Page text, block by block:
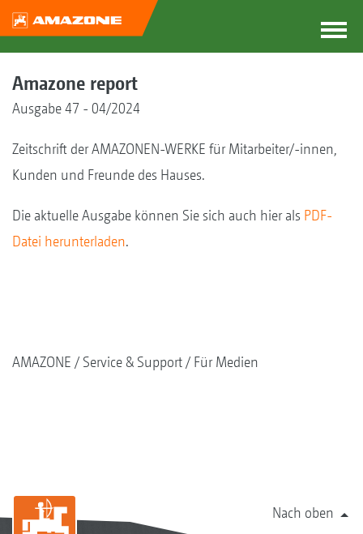
Amazone report
Ausgabe 47 - 04/2024
Zeitschrift der AMAZONEN-WERKE für Mitarbeiter/-innen,
Kunden und Freunde des Hauses.
Die aktuelle Ausgabe können Sie sich auch hier als PDF-
Datei herunterladen.
AMAZONE Service & Support Für Medien
Nach oben